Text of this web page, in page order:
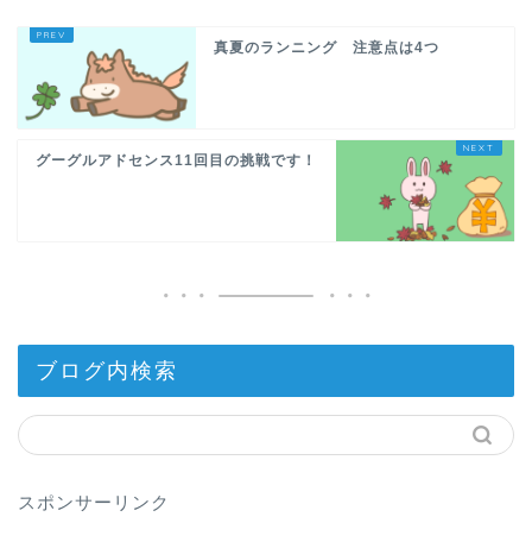
真夏のランニング 注意点は4つ
グーグルアドセンス11回目の挑戦です！
ブログ内検索
スポンサーリンク